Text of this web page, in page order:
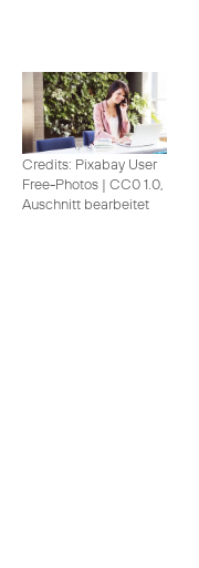
Credits: Pixabay User
Free-Photos | CC0 1.0,
Auschnitt bearbeitet